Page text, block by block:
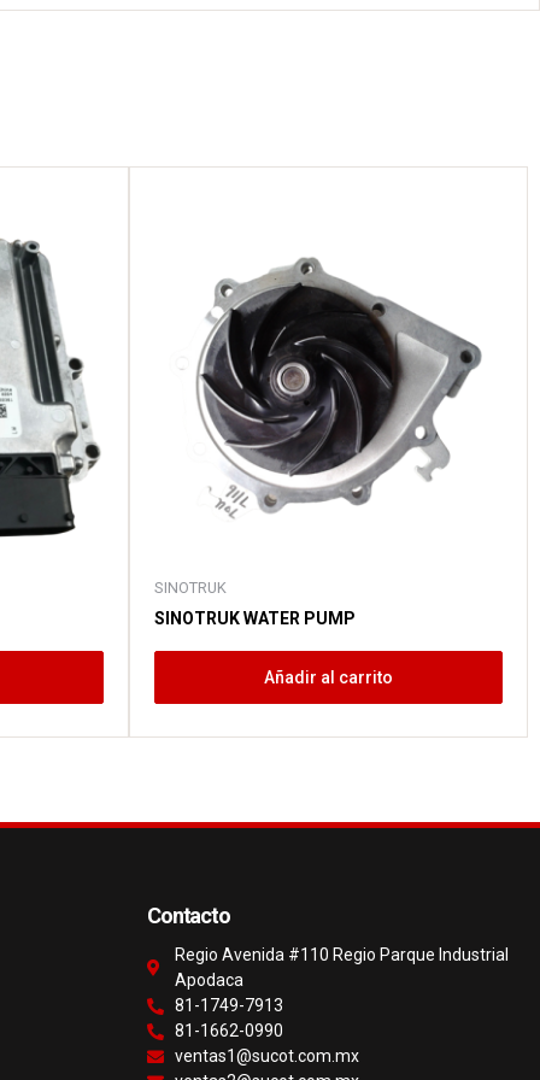
SINOTRUK
SINOTRUK WATER PUMP
Añadir al carrito
Contacto
Regio Avenida #110 Regio Parque Industrial
Apodaca
81-1749-7913
81-1662-0990
ventas1@sucot.com.mx